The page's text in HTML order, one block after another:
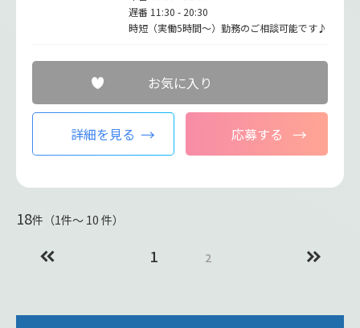
遅番 11:30 - 20:30
時短（実働5時間～）勤務のご相談可能です♪
お気に入り
詳細を見る 応募する
18件（1件〜 10 件）
1 2